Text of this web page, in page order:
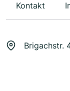
Kontakt
Brigachstr.